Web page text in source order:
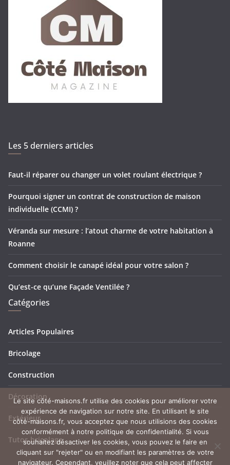
Les 5 derniers articles
Faut-il réparer ou changer un volet roulant électrique ?
Pourquoi signer un contrat de construction de maison
individuelle (CCMI) ?
Véranda sur mesure : l’atout charme de votre habitation à
Roanne
Comment choisir le canapé idéal pour votre salon ?
Qu’est-ce qu’une Façade Ventilée ?
Catégories
Articles Populaires
Bricolage
Construction
Décoration
Extérieur
Tutos bricolage
Le site côté-maisons.fr utilise des cookies pour améliorer votre
expérience de navigation sur notre site. En utilisant le site
côté-maisons.fr, vous acceptez que nous utilisions des cookies
conformément à notre politique de confidentialité. Si vous
souhaitez désactiver les cookies, vous pouvez le faire en
cliquant sur "rejeter" ou en modifiant les paramètres de votre
navigateur. Cependant, veuillez noter que cela peut affecter